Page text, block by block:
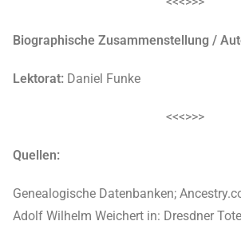
Biographische Zusammenstellung /
Lektorat: Daniel Funke
<<<>>>
Quellen:
Genealogische Datenbanken;
Adolf Wilhelm Weichert in: Dresdner